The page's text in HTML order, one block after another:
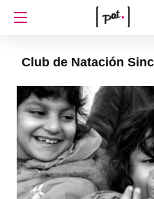
Club de Natación